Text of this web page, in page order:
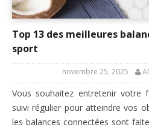
Top 13 des meilleures
sport
novembre 25, 2025
Vous souhaitez entretenir votre
suivi régulier pour atteindre vos
les balances connectées sont